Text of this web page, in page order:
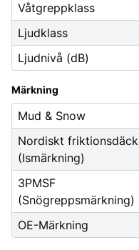
Våtgreppklass
Ljudklass
Ljudnivå (dB)
Märkning
Mud & Snow
Nordiskt friktionsdäck
(Ismärkning)
3PMSF
(Snögreppsmärkning)
OE-Märkning